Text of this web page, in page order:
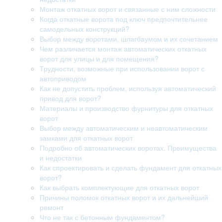
Монтаж откатных ворот и связанные с ним сложности
Когда откатные ворота под ключ предпочтительнее
самодельных конструкций?
Выбор между воротами, шлагбаумом и их сочетанием
Чем различается монтаж автоматических откатных
ворот для улицы и для помещения?
Трудности, возможные при использовании ворот с
автоприводом
Как не допустить проблем, используя автоматический
привод для ворот?
Материалы и производство фурнитуры для откатных
ворот
Выбор между автоматическим и неавтоматическим
замками для откатных ворот
Подробно об автоматических воротах. Преимущества
и недостатки
Как спроектировать и сделать фундамент для откатных
ворот?
Как выбрать комплектующие для откатных ворот
Причины поломок откатных ворот и их дальнейший
ремонт
Что не так с бетонным фундаментом?